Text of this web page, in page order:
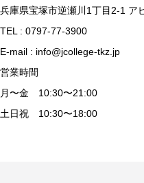
兵庫県宝塚市逆瀬川1丁目2-1 ア
TEL : 0797-77-3900
E-mail : info@jcollege-tkz.jp
営業時間
月〜金 10:30〜21:00
土日祝 10:30〜18:00